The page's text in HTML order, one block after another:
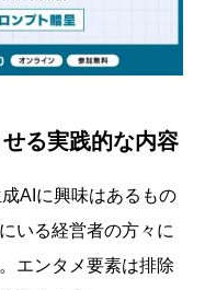
る実践的な内容
AIに興味はあるもの
いる経営者の方々に
エンタメ要素は排除